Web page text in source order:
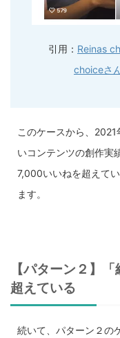
引用： Reinas
choiceさ
このケースから、
いコンテンツの創作実
7,000いいねを超えて
ます。
【パターン２】
超えている
続いて、パターン２の